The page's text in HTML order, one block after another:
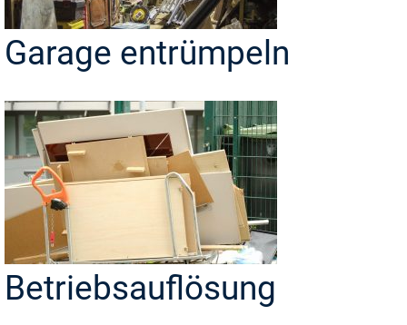
Garage entrümpeln
Betriebsauflösung